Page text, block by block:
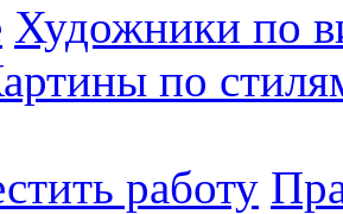
Художники по
по
работу